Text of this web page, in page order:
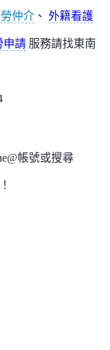
仲介 、 外籍看護
申請 服務請找東南
帳號或搜尋